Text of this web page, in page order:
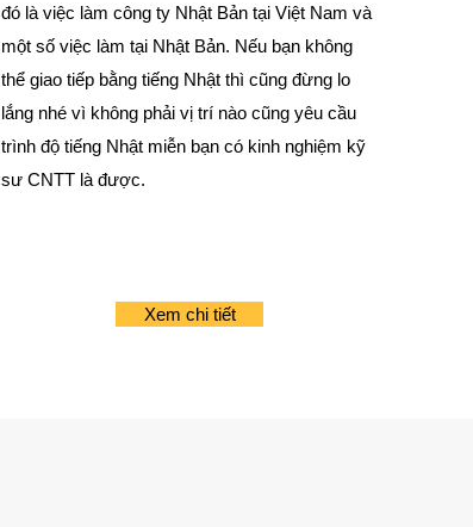
đó là việc làm công ty Nhật Bản tại Việt Nam và
một số việc làm tại Nhật Bản. Nếu bạn không
thể giao tiếp bằng tiếng Nhật thì cũng đừng lo
lắng nhé vì không phải vị trí nào cũng yêu cầu
trình độ tiếng Nhật miễn bạn có kinh nghiệm kỹ
sư CNTT là được.
Xem chi tiết